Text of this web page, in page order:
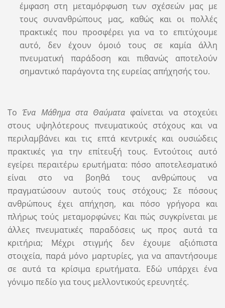
έμφαση στη μεταμόρφωση των σχέσεών μας με
τους συνανθρώπους μας, καθώς και οι πολλές
πρακτικές που προσφέρει για να το επιτύχουμε
αυτό, δεν έχουν όμοιό τους σε καμία άλλη
πνευματική παράδοση και πιθανώς αποτελούν
σημαντικό παράγοντα της ευρείας απήχησής του.
Το Ένα Μάθημα στα Θαύματα φαίνεται να στοχεύει
στους υψηλότερους πνευματικούς στόχους και να
περιλαμβάνει και τις επτά κεντρικές και ουσιώδεις
πρακτικές για την επίτευξή τους. Εντούτοις αυτό
εγείρει περαιτέρω ερωτήματα: πόσο αποτελεσματικό
είναι στο να βοηθά τους ανθρώπους να
πραγματώσουν αυτούς τους στόχους; Σε πόσους
ανθρώπους έχει απήχηση, και πόσο γρήγορα και
πλήρως τούς μεταμορφώνει; Και πώς συγκρίνεται με
άλλες πνευματικές παραδόσεις ως προς αυτά τα
κριτήρια; Μέχρι στιγμής δεν έχουμε αξιόπιστα
στοιχεία, παρά μόνο μαρτυρίες, για να απαντήσουμε
σε αυτά τα κρίσιμα ερωτήματα. Εδώ υπάρχει ένα
γόνιμο πεδίο για τους μελλοντικούς ερευνητές.